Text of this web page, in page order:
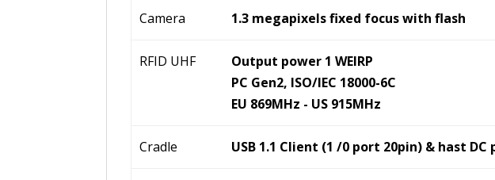
Camera 1.3 megapixels fixed focus with flash
RFID UHF
Output power 1 WEIRP
PC Gen2, ISO/IEC 18000-6C
EU 869MHz - US 915MHz
Cradle USB 1.1 Client (1 /0 port 20pin) & hast